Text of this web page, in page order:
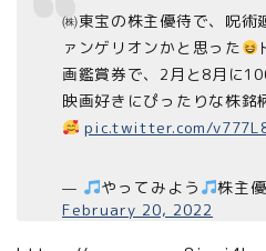
㈱東宝の株主優待で、呪術
ァンゲリオンかと思った
画鑑賞券で、2月と8月に
映画好きにぴったりな株銘
pic.twitter.com/
— やってみよう 株主
February 20, 2022